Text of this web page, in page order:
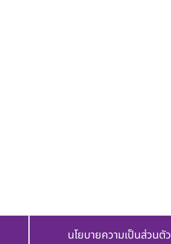
นโยบายความเป็นส่วนตัว